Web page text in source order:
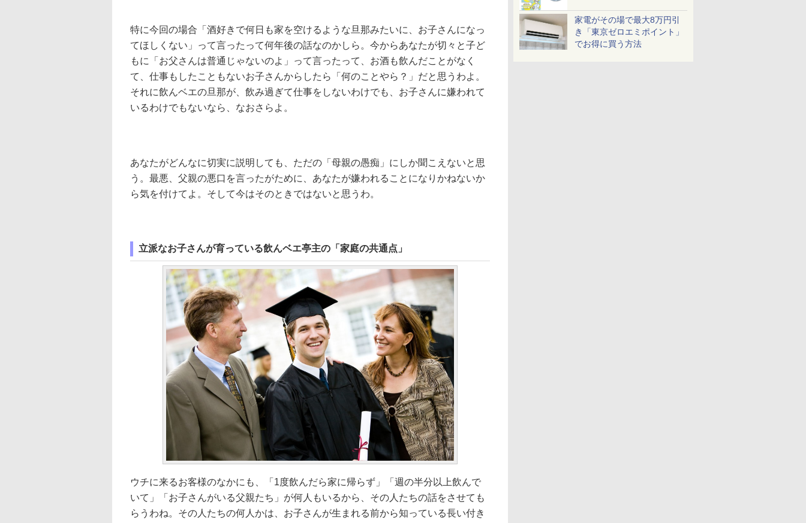
家電がその場で最大8万円引
き「東京ゼロエミポイント」
でお得に買う方法
特に今回の場合「酒好きで何日も家を空けるような旦那みたいに、お子さんになっ
てほしくない」って言ったって何年後の話なのかしら。今からあなたが切々と子ど
もに「お父さんは普通じゃないのよ」って言ったって、お酒も飲んだことがなく
て、仕事もしたこともないお子さんからしたら「何のことやら？」だと思うわよ。
それに飲んベエの旦那が、飲み過ぎて仕事をしないわけでも、お子さんに嫌われて
いるわけでもないなら、なおさらよ。
あなたがどんなに切実に説明しても、ただの「母親の愚痴」にしか聞こえないと思
う。最悪、父親の悪口を言ったがために、あなたが嫌われることになりかねないか
ら気を付けてよ。そして今はそのときではないと思うわ。
立派なお子さんが育っている飲んベエ亭主の「家庭の共通点」
ウチに来るお客様のなかにも、「1度飲んだら家に帰らず」「週の半分以上飲んで
いて」「お子さんがいる父親たち」が何人もいるから、その人たちの話をさせても
らうわね。その人たちの何人かは、お子さんが生まれる前から知っている長い付き